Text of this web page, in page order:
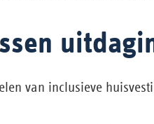
van inclusieve